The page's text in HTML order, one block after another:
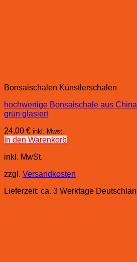
Bonsaischalen Künstlerschalen
hochwertige Bonsaischale aus
grün glasiert
24,00 € inkl. Mwst.
In den Warenkorb
inkl. MwSt.
zzgl. Versandkosten
Lieferzeit: ca. 3 Werktage